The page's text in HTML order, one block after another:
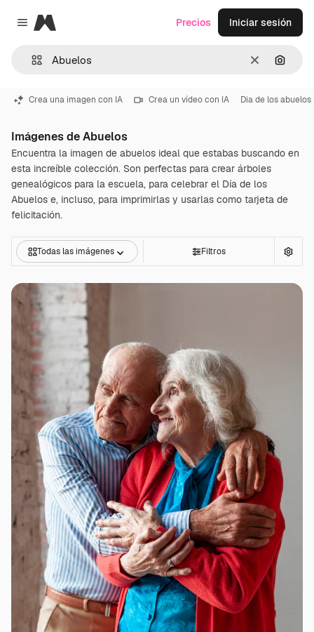
Close menu
Magnific
Borrar
Precios Iniciar sesión
Crea una imagen con IA Crea un vídeo con IA Dia de los abuelos
Imágenes de Abuelos
Encuentra la imagen de abuelos ideal que estabas buscando en
esta increíble colección. Son perfectas para crear árboles
genealógicos para la escuela, para celebrar el Día de los
Abuelos e, incluso, para imprimirlas y usarlas como tarjeta de
felicitación.
Todas las imágenes Filtros